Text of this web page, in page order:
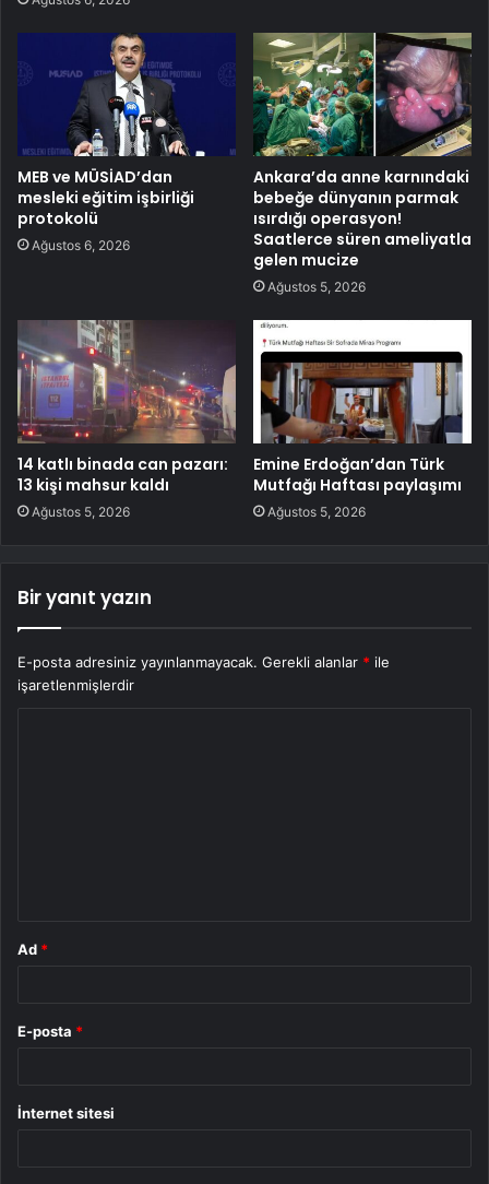
MEB ve MÜSİAD’dan
mesleki eğitim işbirliği
protokolü
Ağustos 6, 2026
Ankara’da anne karnındaki
bebeğe dünyanın parmak
ısırdığı operasyon!
Saatlerce süren ameliyatla
gelen mucize
Ağustos 5, 2026
14 katlı binada can pazarı:
13 kişi mahsur kaldı
Ağustos 5, 2026
Emine Erdoğan’dan Türk
Mutfağı Haftası paylaşımı
Ağustos 5, 2026
Bir yanıt yazın
E-posta adresiniz yayınlanmayacak. Gerekli alanlar * ile
işaretlenmişlerdir
Ad *
E-posta *
İnternet sitesi